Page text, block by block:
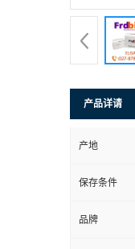
产品详请
产地
保存条件
品牌